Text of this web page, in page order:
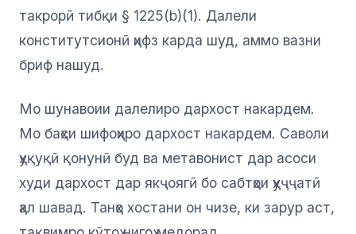
такрорӣ тибқи § 1225(b)(1). Далели
конститутсионӣ ҳифз карда шуд, аммо вазни
бриф нашуд.
Мо шунавоии далелиро дархост накардем.
Мо баҳси шифоҳиро дархост накардем. Саволи
ҳуқуқӣ қонунӣ буд ва метавонист дар асоси
худи дархост дар якҷоягӣ бо сабтҳои ҳуҷҷатӣ
ҳал шавад. Танҳо хостани он чизе, ки зарур аст,